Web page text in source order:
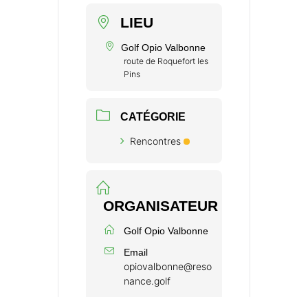
LIEU
Golf Opio Valbonne
route de Roquefort les
Pins
CATÉGORIE
Rencontres
ORGANISATEUR
Golf Opio Valbonne
Email
opiovalbonne@reso
nance.golf